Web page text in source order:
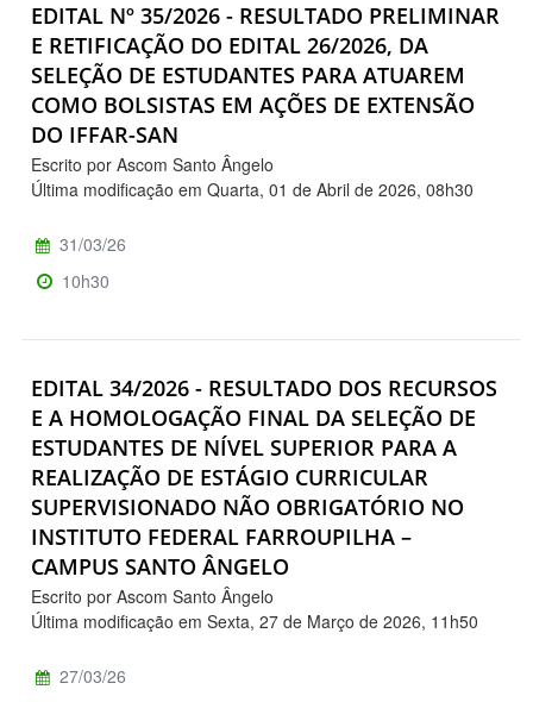
EDITAL Nº 35/2026 - RESULTADO PRELIMINAR
E RETIFICAÇÃO DO EDITAL 26/2026, DA
SELEÇÃO DE ESTUDANTES PARA ATUAREM
COMO BOLSISTAS EM AÇÕES DE EXTENSÃO
DO IFFAR-SAN
Escrito por Ascom Santo Ângelo
Última modificação em Quarta, 01 de Abril de 2026, 08h30
31/03/26
10h30
EDITAL 34/2026 - RESULTADO DOS RECURSOS
E A HOMOLOGAÇÃO FINAL DA SELEÇÃO DE
ESTUDANTES DE NÍVEL SUPERIOR PARA A
REALIZAÇÃO DE ESTÁGIO CURRICULAR
SUPERVISIONADO NÃO OBRIGATÓRIO NO
INSTITUTO FEDERAL FARROUPILHA –
CAMPUS SANTO ÂNGELO
Escrito por Ascom Santo Ângelo
Última modificação em Sexta, 27 de Março de 2026, 11h50
27/03/26